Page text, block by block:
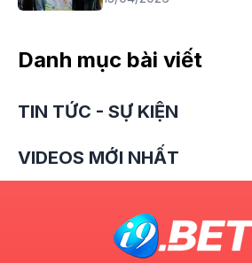
Danh mục bài viết
TIN TỨC - SỰ KIỆN
VIDEOS MỚI NHẤT